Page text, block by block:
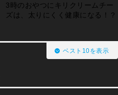
3時のおやつにキリクリームチー
ズは、太りにくく健康になる！？
ベスト10を表示